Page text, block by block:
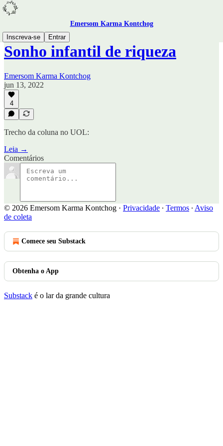
Emersom Karma Kontchog
Inscreva-se
Entrar
Sonho infantil de riqueza
Emersom Karma Kontchog
jun 13, 2022
4
Trecho da coluna no UOL:
Leia →
Comentários
© 2026 Emersom Karma Kontchog · Privacidade ∙ Termos ∙ Aviso
de coleta
Comece seu Substack
Obtenha o App
Substack é o lar da grande cultura